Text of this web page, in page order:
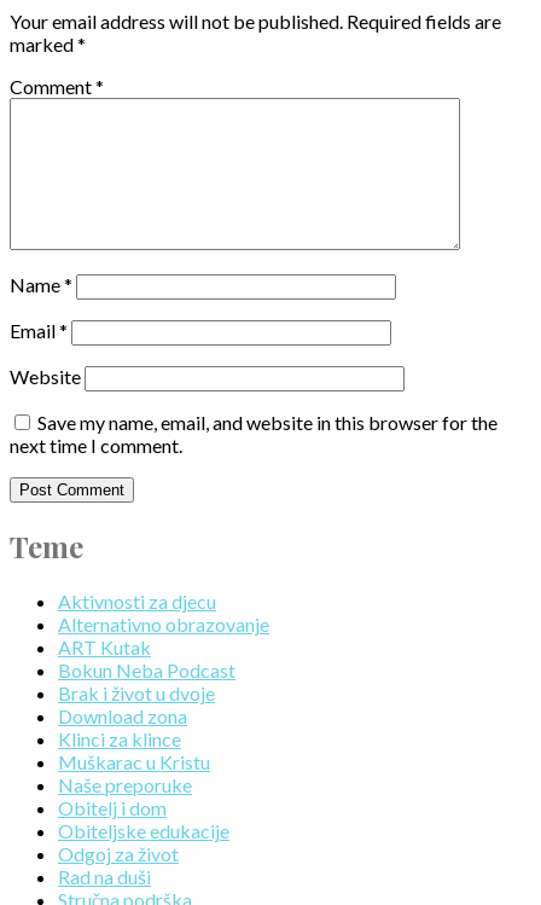
Your email address will not be published. Required fields are
marked*
Comment*
Name*
Email*
Website
Save my name, email, and website in this browser for the
next time I comment.
Teme
Aktivnosti za djecu
Alternativno obrazovanje
ART Kutak
Bokun Neba Podcast
Brak i život u dvoje
Download zona
Klinci za klince
Muškarac u Kristu
Naše preporuke
Obitelj i dom
Obiteljske edukacije
Odgoj za život
Rad na duši
Stručna podrška